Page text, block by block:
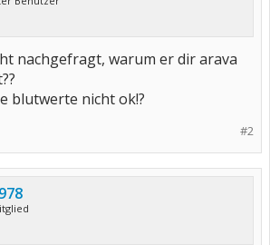
nachgefragt, warum er dir arava
blutwerte nicht ok!?
#2